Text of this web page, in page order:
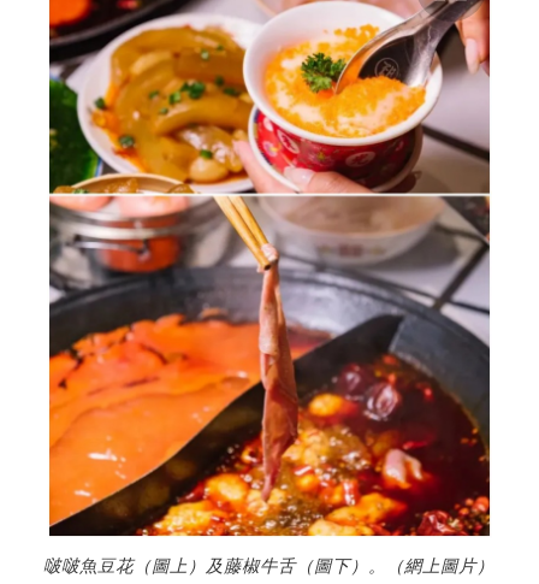
啵啵魚豆花（圖上）及藤椒牛舌（圖下）。（網上圖片）